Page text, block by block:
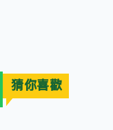
猜你喜歡